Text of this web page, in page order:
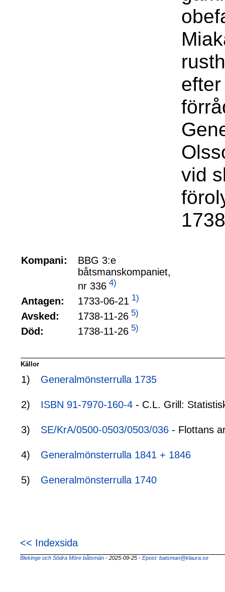
vid
Kompani:
BBG 3:e
båtsmanskompaniet,
nr 336 4)
Antagen: 1733-06-21 1)
Avsked: 1738-11-26 5)
Död: 1738-11-26 5)
Källor
1) Generalmönsterrulla 1735
2) ISBN 91-7970-160-4 - C.L. Grill:
3) SE/KrA/0500-0503/0503/036 - Flottans
4) Generalmönsterrulla 1841 + 1846
5) Generalmönsterrulla 1740
<< Indexsida
Blekinge och Södra Möre båtsmän - 2025-09-25 - Epost: batsman@klaura.se